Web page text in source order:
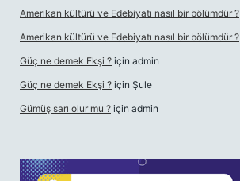
Amerikan kültürü ve Edebiyatı nasıl bir bölümdür ?
Amerikan kültürü ve Edebiyatı nasıl bir bölümdür ?
Güç ne demek Ekşi ? için admin
Güç ne demek Ekşi ? için Şule
Gümüş sarı olur mu ? için admin